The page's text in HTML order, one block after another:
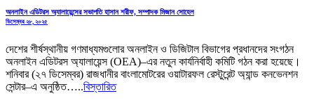
অনলাইন এডিটরস অ্যালায়েন্সের সভাপতি হাসান শরীফ, সম্পাদক মিজান সোহেল
ডিসেম্বর ২৮, ২০২৫
দেশের শীর্ষস্থানীয় গণমাধ্যমগুলোর অনলাইন ও ডিজিটাল বিভাগের প্রধানদের সংগঠন
অনলাইন এডিটরস অ্যালায়েন্স (OEA)–এর নতুন কার্যনির্বাহী কমিটি গঠন করা হয়েছে।
শনিবার (২৭ ডিসেম্বর) রাজধানীর বাংলামোটরের ওয়াটারফল রেস্টুরেন্ট অ্যান্ড কনভেনশন
সেন্টার–এ অনুষ্ঠিত…..বিস্তারিত